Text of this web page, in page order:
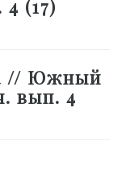
(17)
// Южный
вып. 4